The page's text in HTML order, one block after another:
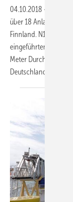
04.10.2018 -
über 18 Anlagen vom
Finnland. N149
eingeführten
Meter Durchmesser
Deutschland bereits